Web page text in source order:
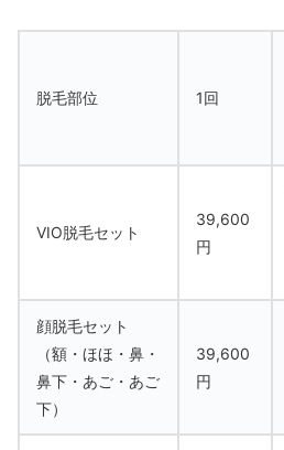
脱毛部位 1回
VIO脱毛セット
39,600
円
顔脱毛セット
（額・ほほ・鼻・
鼻下・あご・あご
下）
39,600
円